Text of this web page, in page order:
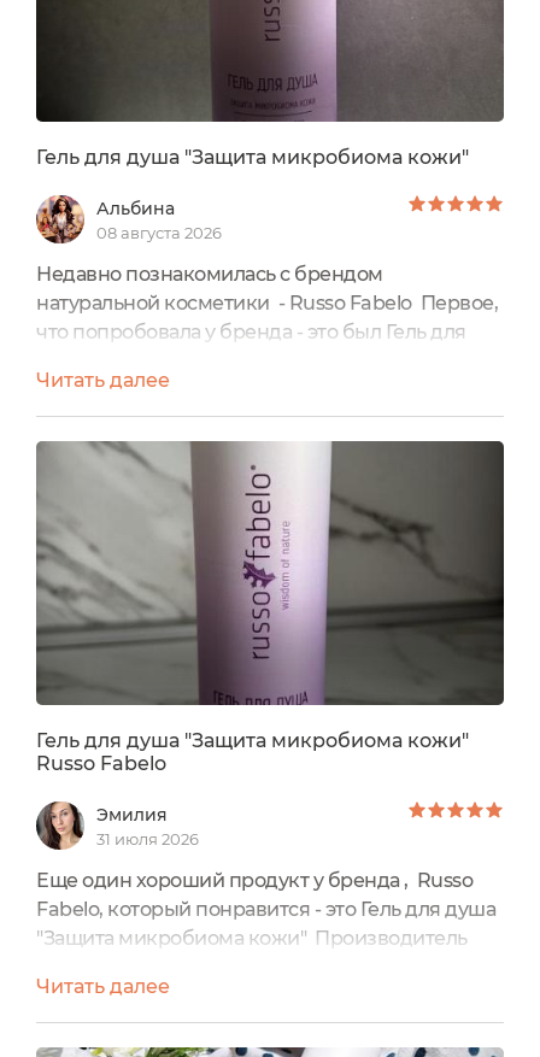
Гель для душа "Защита микробиома кожи"
Альбина
08 августа 2026
Недавно познакомилась с брендом
натуральной косметики - Russo Fabelo Первое,
что попробовала у бренда - это был Гель для
260 мл.Не тестируется на животных 100%
натуральный состав В составе нет
сульфатов Цена на сайте производителя 1220
рублей Удобная крышка диск-топ, нажал и
готово ! Не нужно ничего раскручивать
Стильный и лаконичный дизайн ,
минималистичная...
Читать далее
Гель для душа "Защита микробиома кожи"
Russo Fabelo
Эмилия
31 июля 2026
Еще один хороший продукт у бренда , Russo
Fabelo, который понравится - это Гель для душа
"Защита микробиома кожи" Производитель
кожи , подходит для чувствительной и
проблемной кожи У него удобная крышка
Читать далее